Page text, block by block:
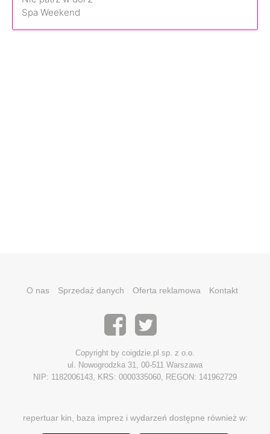
Spa Weekend
O nas Sprzedaż danych Oferta reklamowa Kontakt
Copyright by coigdzie.pl sp. z o.o.
ul. Nowogrodzka 31, 00-511 Warszawa
NIP: 1182006143, KRS: 0000335060, REGON: 141962729
repertuar kin, baza imprez i wydarzeń dostępne również w: